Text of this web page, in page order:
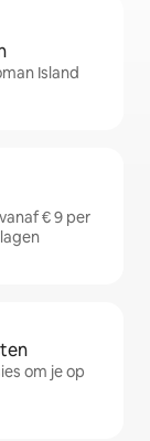
Island
€ 9 per
om je op